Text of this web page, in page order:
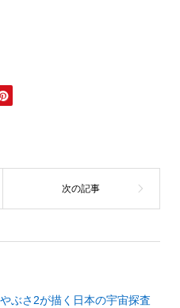
ぶさ2が描く日本の宇宙探査